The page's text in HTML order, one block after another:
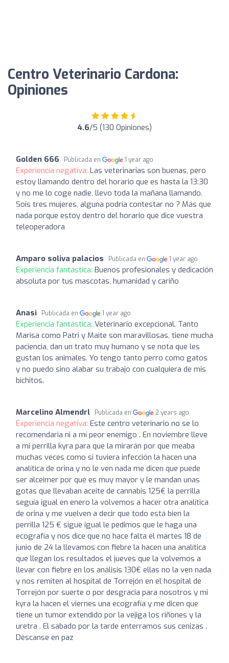
Centro Veterinario Cardona:
Opiniones
4.6/5 (130 Opiniones)
Golden 666 Publicada en 1 year ago
Experiencia negativa: Las veterinarias son buenas, pero
estoy llamando dentro del horario que es hasta la 13:30
y no me lo coge nadie, llevo toda la mañana llamando.
Sois tres mujeres, alguna podría contestar no ? Más que
nada porque estoy dentro del horario que dice vuestra
teleoperadora
Amparo soliva palacios Publicada en 1 year ago
Experiencia fantástica: Buenos profesionales y dedicación
absoluta por tus mascotas, humanidad y cariño
Anasi Publicada en 1 year ago
Experiencia fantástica: Veterinario excepcional. Tanto
Marisa como Patri y Maite son maravillosas, tiene mucha
paciencia, dan un trato muy humano y se nota que les
gustan los animales. Yo tengo tanto perro como gatos
y no puedo sino alabar su trabajo con cualquiera de mis
bichitos.
Marcelino Almendrl Publicada en 2 years ago
Experiencia negativa: Este centro veterinario no se lo
recomendaria ni a mí peor enemigo . En noviembre lleve
a mi perrilla kyra para que la mirarán por que meaba
muchas veces como si tuviera infección la hacen una
analítica de orina y no le ven nada me dicen que puede
ser alceimer por qué es muy mayor y le mandan unas
gotas que llevaban aceite de cannabis 125€ la perrilla
seguía igual en enero la volvemos a hacer otra analítica
de orina y me vuelven a decir que todo está bien la
perrilla 125 € sigue igual le pedimos que le haga una
ecografía y nos dice que no hace falta el martes 18 de
junio de 24 la llevamos con fiebre la hacen una analítica
que llegan los resultados el jueves que la volvemos a
llevar con fiebre en los análisis 130€ ellas no la ven nada
y nos remiten al hospital de Torrejón en el hospital de
Torrejón por suerte o por desgracia para nosotros y mi
kyra la hacen el viernes una ecografía y me dicen que
tiene un tumor extendido por la vejiga los riñones y la
uretra . El sabado por la tarde enterramos sus cenizas .
Descanse en paz